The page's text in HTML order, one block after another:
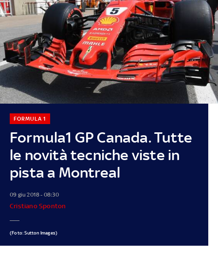
Formula1 GP Canada. Tutte
le novità tecniche viste in
pista a Montreal
FORMULA 1
09 giu 2018 - 08:30
Cristiano Sponton
(Foto: Sutton Images)